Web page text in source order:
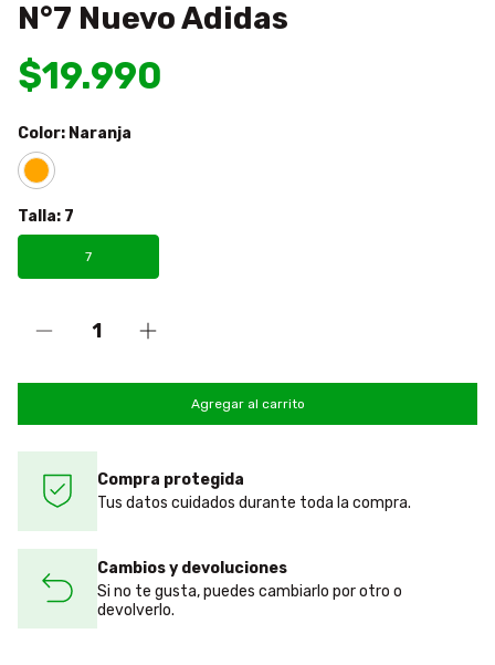
N°7 Nuevo Adidas
$19.990
Color: Naranja
Talla: 7
7
Compra protegida
Tus datos cuidados durante toda la compra.
Cambios y devoluciones
Si no te gusta, puedes cambiarlo por otro o
devolverlo.